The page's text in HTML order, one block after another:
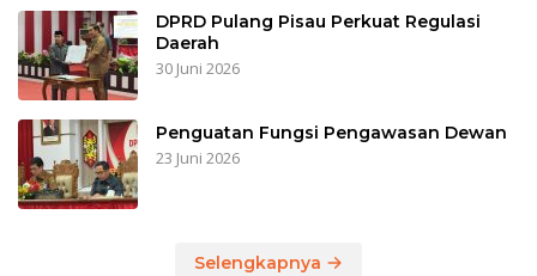
DPRD Pulang Pisau Perkuat Regulasi
Daerah
30 Juni 2026
Penguatan Fungsi Pengawasan Dewan
23 Juni 2026
Selengkapnya